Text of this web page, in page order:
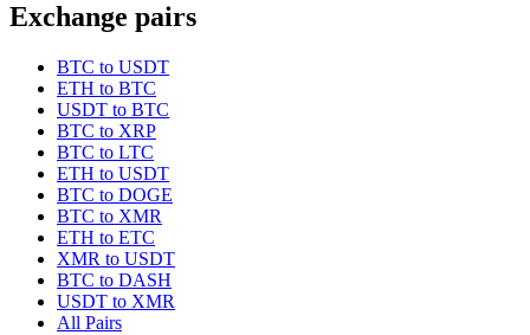
Exchange pairs
BTC to USDT
ETH to BTC
USDT to BTC
BTC to XRP
BTC to LTC
ETH to USDT
BTC to DOGE
BTC to XMR
ETH to ETC
XMR to USDT
BTC to DASH
USDT to XMR
All Pairs